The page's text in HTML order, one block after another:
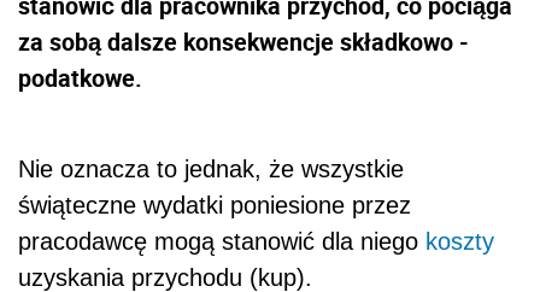
za sobą dalsze konsekwencje składkowo -
podatkowe.
Nie oznacza to jednak, że wszystkie
świąteczne wydatki poniesione przez
pracodawcę mogą stanowić dla niego koszty
uzyskania przychodu (kup).